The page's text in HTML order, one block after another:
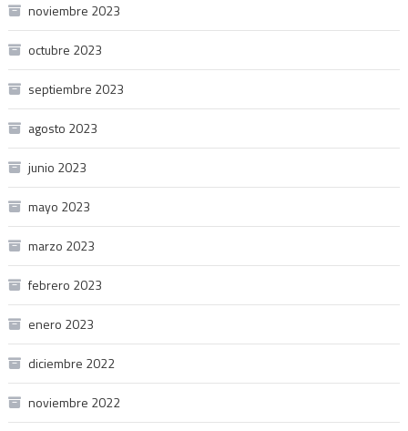
noviembre 2023
octubre 2023
septiembre 2023
agosto 2023
junio 2023
mayo 2023
marzo 2023
febrero 2023
enero 2023
diciembre 2022
noviembre 2022